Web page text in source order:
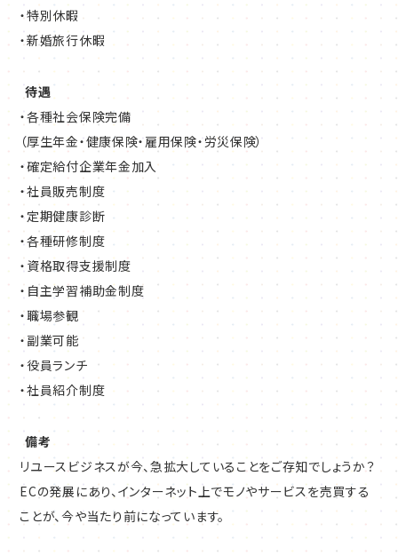
・特別休暇
・新婚旅行休暇
待遇
・各種社会保険完備
（厚生年金・健康保険・雇用保険・労災保険）
・確定給付企業年金加入
・社員販売制度
・定期健康診断
・各種研修制度
・資格取得支援制度
・自主学習補助金制度
・職場参観
・副業可能
・役員ランチ
・社員紹介制度
備考
リユースビジネスが今、急拡大していることをご存知でしょうか？
ECの発展にあり、インターネット上でモノやサービスを売買する
ことが、今や当たり前になっています。